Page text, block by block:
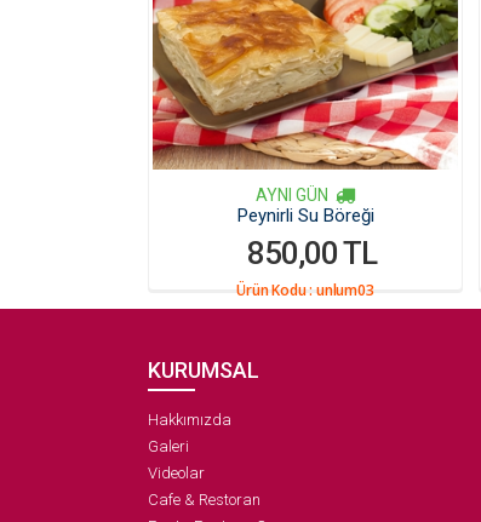
AYNI GÜN
Peynirli Su Böreği
850,00 TL
Ürün Kodu : unlum03
KURUMSAL
Hakkımızda
Galeri
Videolar
Cafe & Restoran